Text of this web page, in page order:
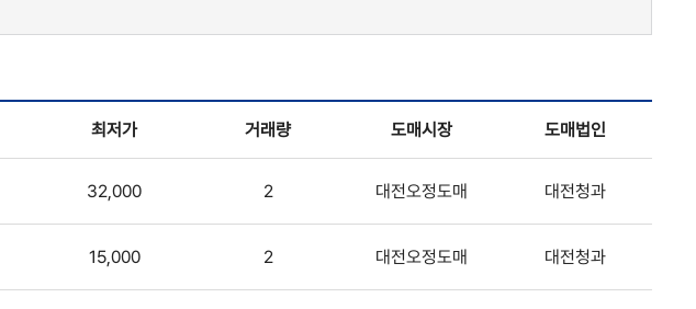
최저가 거래량 도매시장 도매법인
32,000 2 대전오정도매 대전청과
15,000 2 대전오정도매 대전청과